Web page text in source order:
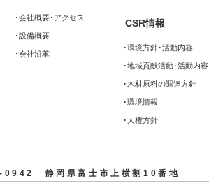
･会社概要･アクセス
･設備概要
･会社沿革
CSR情報
･環境方針･活動内容
･地域貢献活動･活動内容
･ 木材原料の調達方針
･環境情報
･ 人権方針
静岡県富士市上横割10番地